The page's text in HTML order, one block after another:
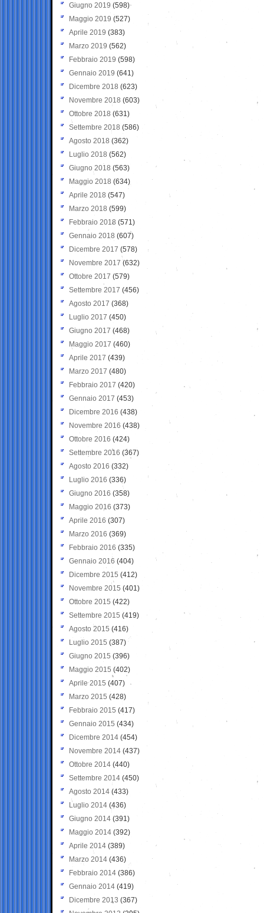
Giugno 2019 (598)
Maggio 2019 (527)
Aprile 2019 (383)
Marzo 2019 (562)
Febbraio 2019 (598)
Gennaio 2019 (641)
Dicembre 2018 (623)
Novembre 2018 (603)
Ottobre 2018 (631)
Settembre 2018 (586)
Agosto 2018 (362)
Luglio 2018 (562)
Giugno 2018 (563)
Maggio 2018 (634)
Aprile 2018 (547)
Marzo 2018 (599)
Febbraio 2018 (571)
Gennaio 2018 (607)
Dicembre 2017 (578)
Novembre 2017 (632)
Ottobre 2017 (579)
Settembre 2017 (456)
Agosto 2017 (368)
Luglio 2017 (450)
Giugno 2017 (468)
Maggio 2017 (460)
Aprile 2017 (439)
Marzo 2017 (480)
Febbraio 2017 (420)
Gennaio 2017 (453)
Dicembre 2016 (438)
Novembre 2016 (438)
Ottobre 2016 (424)
Settembre 2016 (367)
Agosto 2016 (332)
Luglio 2016 (336)
Giugno 2016 (358)
Maggio 2016 (373)
Aprile 2016 (307)
Marzo 2016 (369)
Febbraio 2016 (335)
Gennaio 2016 (404)
Dicembre 2015 (412)
Novembre 2015 (401)
Ottobre 2015 (422)
Settembre 2015 (419)
Agosto 2015 (416)
Luglio 2015 (387)
Giugno 2015 (396)
Maggio 2015 (402)
Aprile 2015 (407)
Marzo 2015 (428)
Febbraio 2015 (417)
Gennaio 2015 (434)
Dicembre 2014 (454)
Novembre 2014 (437)
Ottobre 2014 (440)
Settembre 2014 (450)
Agosto 2014 (433)
Luglio 2014 (436)
Giugno 2014 (391)
Maggio 2014 (392)
Aprile 2014 (389)
Marzo 2014 (436)
Febbraio 2014 (386)
Gennaio 2014 (419)
Dicembre 2013 (367)